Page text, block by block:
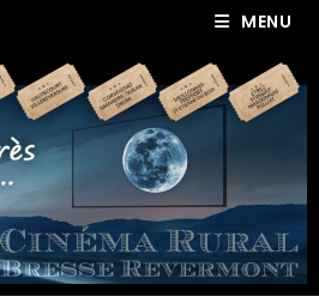
MENU